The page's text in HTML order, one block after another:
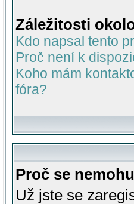
Záležitosti
Kdo napsal tento
Proč není k
Koho mám
fóra?
Proč se
Už jste se